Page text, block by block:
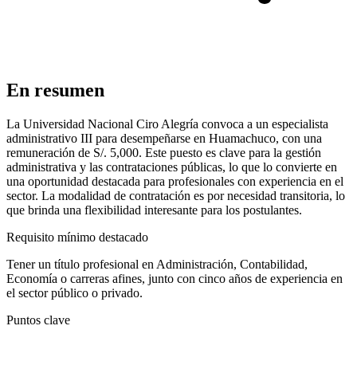
En resumen
La Universidad Nacional Ciro Alegría convoca a un especialista
administrativo III para desempeñarse en Huamachuco, con una
remuneración de S/. 5,000. Este puesto es clave para la gestión
administrativa y las contrataciones públicas, lo que lo convierte en
una oportunidad destacada para profesionales con experiencia en el
sector. La modalidad de contratación es por necesidad transitoria, lo
que brinda una flexibilidad interesante para los postulantes.
Requisito mínimo destacado
Tener un título profesional en Administración, Contabilidad,
Economía o carreras afines, junto con cinco años de experiencia en
el sector público o privado.
Puntos clave